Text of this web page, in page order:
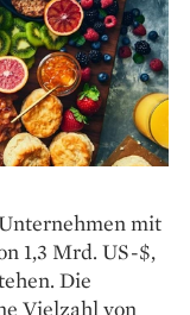
mit
1,3 Mrd. US-$,
Die
Vielzahl von